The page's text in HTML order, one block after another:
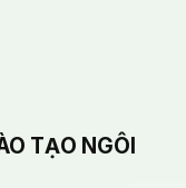
TẠO NGÔI